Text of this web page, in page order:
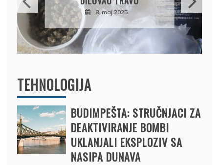
DRŽAVU NAPUSTIO
BRODOM
12. februar 2025.
TEHNOLOGIJA
BUDIMPEŠTA: STRUČNJACI ZA
DEAKTIVIRANJE BOMBI
UKLANJALI EKSPLOZIV SA
NASIPA DUNAVA